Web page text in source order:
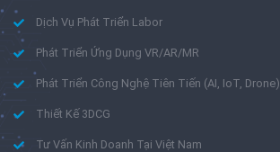
Dịch Vụ Phát Triển Labor
Phát Triển Ứng Dụng VR/AR/MR
Phát Triển Công Nghệ Tiên Tiến (AI, IoT, Drone)
Thiết Kế 3DCG
Tư Vấn Kinh Doanh Tại Việt Nam